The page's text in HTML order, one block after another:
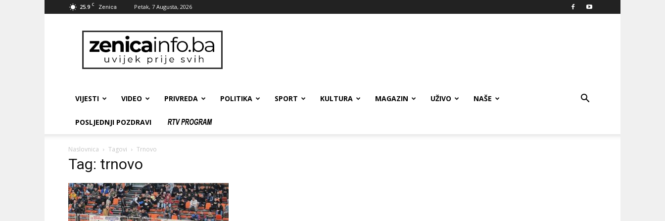
25.9 C Zenica Petak, 7 Augusta, 2026
zenicainfo.ba
VIJESTI VIDEO PRIVREDA POLITIKA SPORT KULTURA MAGAZIN UŽIVO NAŠE
POSLJEDNJI POZDRAVI
Naslovnica Tagovi Trnovo
Tag: trnovo